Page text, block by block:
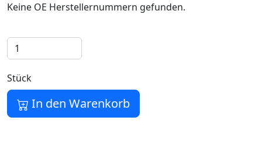
Keine OE Herstellernummern gefunden.
Stück
In den Warenkorb